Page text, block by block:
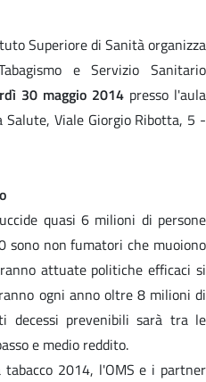
Superiore di Sanità organizza
e Servizio Sanitario
30 maggio 2014 presso l'aula
Salute, Viale Giorgio Ribotta, 5 -
quasi 6 milioni di persone
sono non fumatori che muoiono
attuate politiche efficaci si
ogni anno oltre 8 milioni di
decessi prevenibili sarà tra le
e medio reddito.
tabacco 2014, l'OMS e i partner